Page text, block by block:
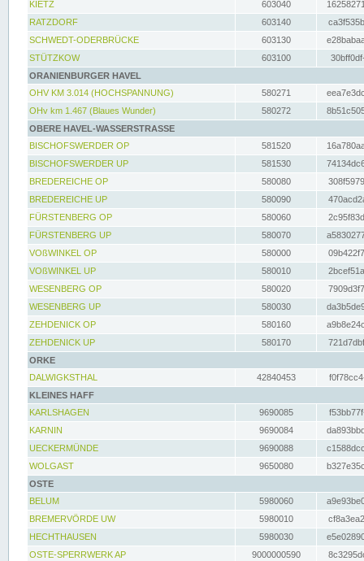
KIETZ
603040
RATZDORF
603140
SCHWEDT-ODERBRÜCKE
603130
STÜTZKOW
603100
ORANIENBURGER HAVEL
OHV KM 3.014 (HOCHSPANNUNG)
580271
OHv km 1.467 (Blaues Wunder)
580272
OBERE HAVEL-WASSERSTRASSE
BISCHOFSWERDER OP
581520
BISCHOFSWERDER UP
581530
BREDEREICHE OP
580080
BREDEREICHE UP
580090
FÜRSTENBERG OP
580060
FÜRSTENBERG UP
580070
VOßWINKEL OP
580000
VOßWINKEL UP
580010
WESENBERG OP
580020
WESENBERG UP
580030
ZEHDENICK OP
580160
ZEHDENICK UP
580170
ORKE
DALWIGKSTHAL
42840453
KLEINES HAFF
KARLSHAGEN
9690085
KARNIN
9690084
UECKERMÜNDE
9690088
WOLGAST
9650080
OSTE
BELUM
5980060
BREMERVÖRDE UW
5980010
HECHTHAUSEN
5980030
OSTE-SPERRWERK AP
9000000590